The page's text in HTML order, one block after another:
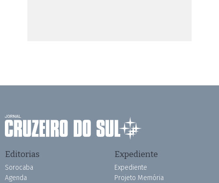
Editorias
Sorocaba
Agenda
Expediente
Expediente
Projeto Memória